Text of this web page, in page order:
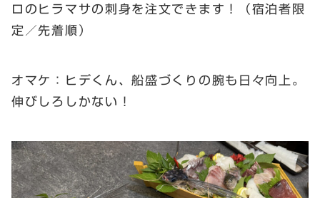
ロのヒラマサの刺身を注文できます！（宿泊者限
定／先着順）
オマケ：ヒデくん、船盛づくりの腕も日々向上。
伸びしろしかない！